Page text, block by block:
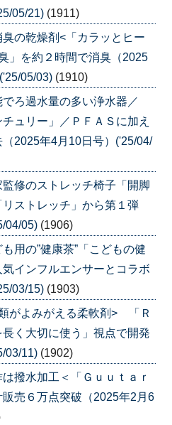
05/21) (1911)
臭の乾燥剤<「カラッとヒー
」を約２時間で消臭（2025
05/03) (1910)
でろ過水量の多い浄水器／
ュリー」／ＰＦＡＳに加え
2025年4月10日号）('25/04/
監修のストレッチ椅子「開脚
ストレッチ」から第１弾
04/05) (1906)
用の”健康茶”「こどもの健
インフルエンサーとコラボ
03/15) (1903)
がよみがえる柔軟剤> 「Ｒ
く大切に使う」視点で開発
03/11) (1902)
撥水加工＜「Ｇｕｕｔａｒ
売６万点突破（2025年2月6